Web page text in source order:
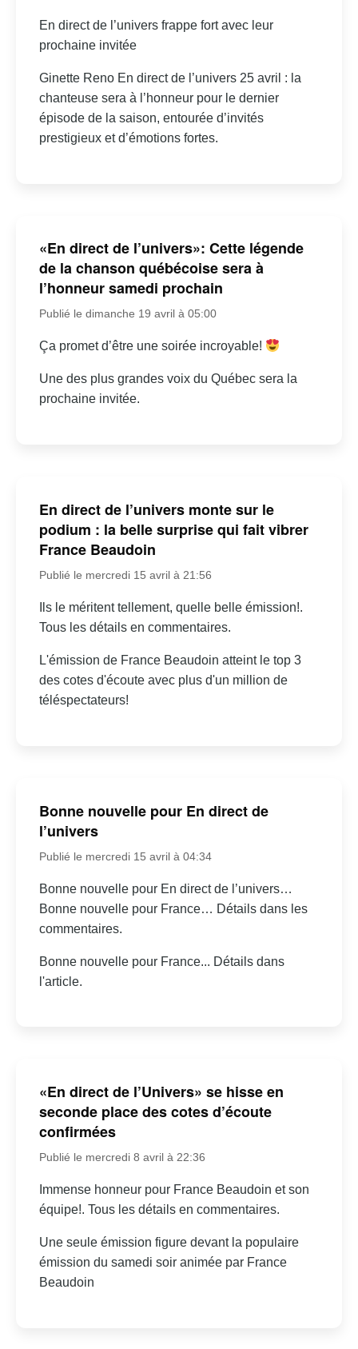
En direct de l’univers frappe fort avec leur
prochaine invitée
Ginette Reno En direct de l’univers 25 avril : la
chanteuse sera à l’honneur pour le dernier
épisode de la saison, entourée d’invités
prestigieux et d’émotions fortes.
«En direct de l’univers»: Cette légende
de la chanson québécoise sera à
l’honneur samedi prochain
Publié le dimanche 19 avril à 05:00
Ça promet d’être une soirée incroyable!
Une des plus grandes voix du Québec sera la
prochaine invitée.
En direct de l’univers monte sur le
podium : la belle surprise qui fait vibrer
France Beaudoin
Publié le mercredi 15 avril à 21:56
Ils le méritent tellement, quelle belle émission!.
Tous les détails en commentaires.
L'émission de France Beaudoin atteint le top 3
des cotes d'écoute avec plus d'un million de
téléspectateurs!
Bonne nouvelle pour En direct de
l’univers
Publié le mercredi 15 avril à 04:34
Bonne nouvelle pour En direct de l’univers…
Bonne nouvelle pour France… Détails dans les
commentaires.
Bonne nouvelle pour France... Détails dans
l'article.
«En direct de l’Univers» se hisse en
seconde place des cotes d’écoute
confirmées
Publié le mercredi 8 avril à 22:36
Immense honneur pour France Beaudoin et son
équipe!. Tous les détails en commentaires.
Une seule émission figure devant la populaire
émission du samedi soir animée par France
Beaudoin